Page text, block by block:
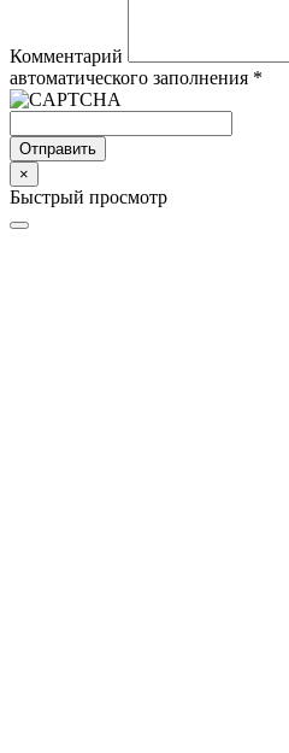
Комментарий
автоматического заполнения *
Отправить
×
Быстрый просмотр